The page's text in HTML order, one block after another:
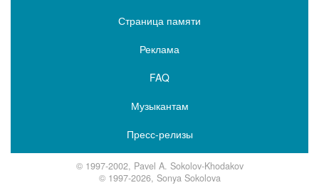
Страница памяти
Реклама
FAQ
Музыкантам
Пресс-релизы
© 1997-2002, Pavel A. Sokolov-Khodakov
© 1997-2026, Sonya Sokolova